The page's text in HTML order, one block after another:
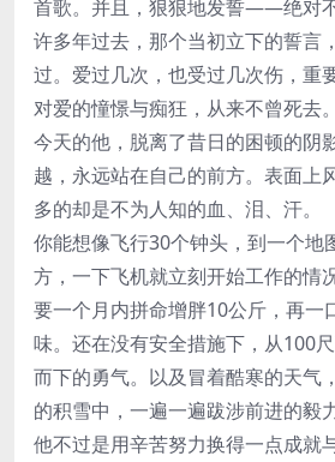
首歌。并且，狠狠地发誓——绝对不
许多年过去，那个当初立下的誓言
过。爱过几次，也受过几次伤，重
对爱的憧憬与痴狂，从来不曾死去。
今天的他，脱离了昔日的困顿的阴
越，永远站在自己的前方。表面上
多的却是不为人知的血、泪、汗。
你能想像飞行30个钟头，到一个地
方，一下飞机就立刻开始工作的情
要一个月内拼命增胖10公斤，再一
味。还在没有安全措施下，从100
而下的勇气。以及冒着酷寒的天气
的积雪中，一遍一遍跋涉前进的毅力
他不过是用辛苦努力换得一点成就